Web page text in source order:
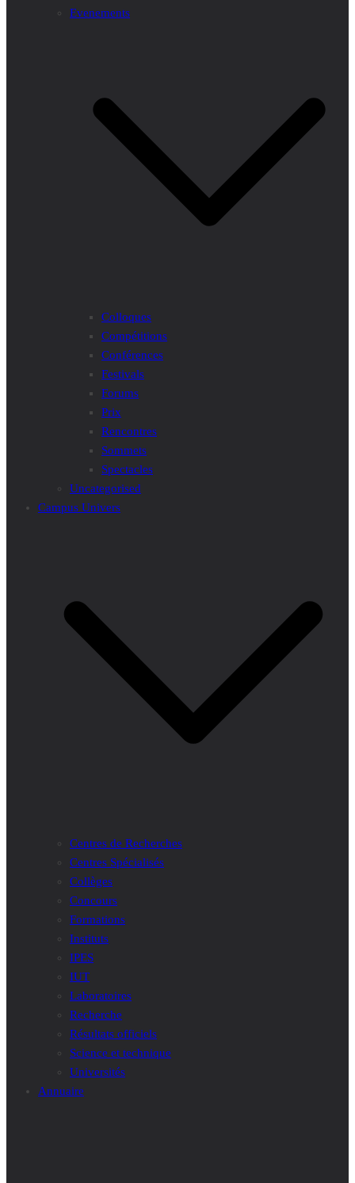
Evenements
Colloques
Compétitions
Conférences
Festivals
Forums
Prix
Rencontres
Sommets
Spectacles
Uncategorised
Campus Univers
Centres de Recherches
Centres Spécialisés
Collèges
Concours
Formations
Instituts
IPES
IUT
Laboratoires
Recherche
Résultats officiels
Science et technique
Universités
Annuaire